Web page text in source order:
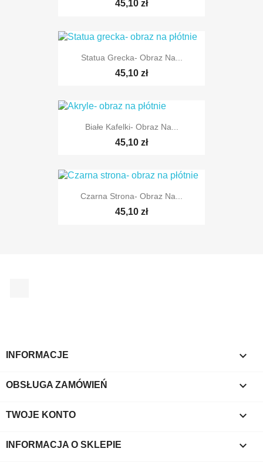
45,10 zł
Statua Grecka- Obraz Na...
45,10 zł
Białe Kafelki- Obraz Na...
45,10 zł
Czarna Strona- Obraz Na...
45,10 zł
INFORMACJE 
OBSŁUGA ZAMÓWIEŃ 
TWOJE KONTO 
INFORMACJA O SKLEPIE keyboard_arrow_down